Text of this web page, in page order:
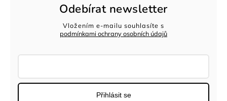
Odebírat newsletter
Vložením e-mailu souhlasíte s
podmínkami ochrany osobních údajů
Přihlásit se